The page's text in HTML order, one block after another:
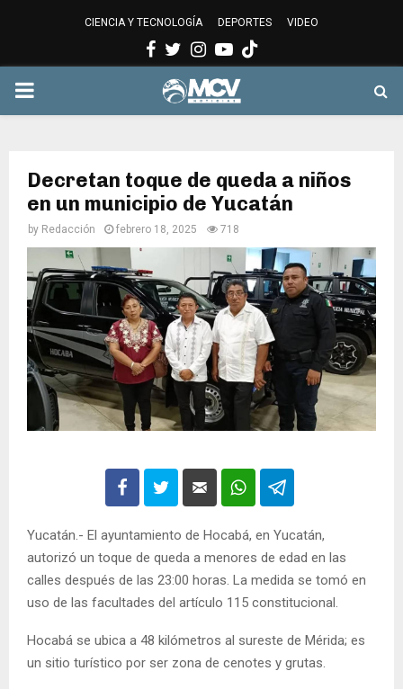
CIENCIA Y TECNOLOGÍA DEPORTES VIDEO
Facebook
Twitter
Instagram
Youtube
PRIMARY
Decretan toque de queda a niños
en un municipio de Yucatán
by Redacción febrero 18, 2025 718
Yucatán.- El ayuntamiento de Hocabá, en Yucatán,
autorizó un toque de queda a menores de edad en las
calles después de las 23:00 horas. La medida se tomó en
uso de las facultades del artículo 115 constitucional.
Hocabá se ubica a 48 kilómetros al sureste de Mérida; es
un sitio turístico por ser zona de cenotes y grutas.